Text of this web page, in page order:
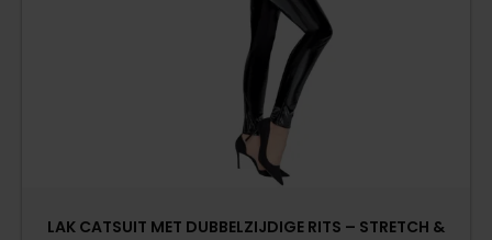
LAK CATSUIT MET DUBBELZIJDIGE RITS – STRETCH &